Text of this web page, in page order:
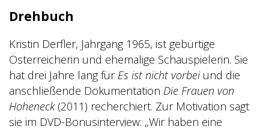
Drehbuch
Kristin Derfler, Jahrgang 1965, ist gebürtige
Österreicherin und ehemalige Schauspielerin. Sie
hat drei Jahre lang für Es ist nicht vorbei und die
anschließende Dokumentation Die Frauen von
Hoheneck(2011) recherchiert. Zur Motivation sagt
sie im DVD-Bonusinterview: „Wir haben eine